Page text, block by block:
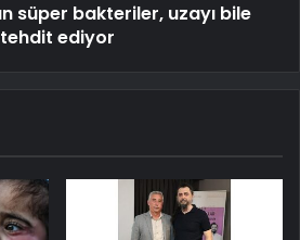
süper bakteriler, uzayı bile
tehdit ediyor